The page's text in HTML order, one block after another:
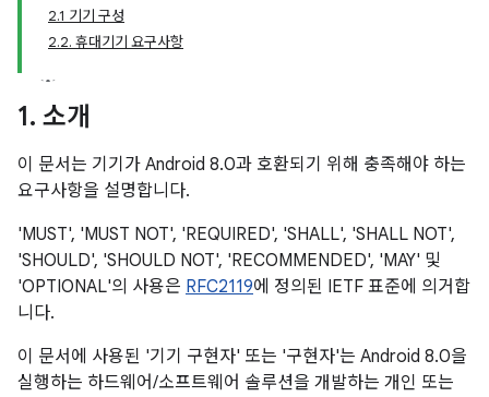
2.1 기기 구성
2.2. 휴대기기 요구사항
1. 소개
이 문서는 기기가 Android 8.0과 호환되기 위해 충족해야 하는
요구사항을 설명합니다.
'MUST', 'MUST NOT', 'REQUIRED', 'SHALL', 'SHALL NOT',
'SHOULD', 'SHOULD NOT', 'RECOMMENDED', 'MAY' 및
'OPTIONAL'의 사용은 RFC2119에 정의된 IETF 표준에 의거합
니다.
이 문서에 사용된 '기기 구현자' 또는 '구현자'는 Android 8.0을
실행하는 하드웨어/소프트웨어 솔루션을 개발하는 개인 또는